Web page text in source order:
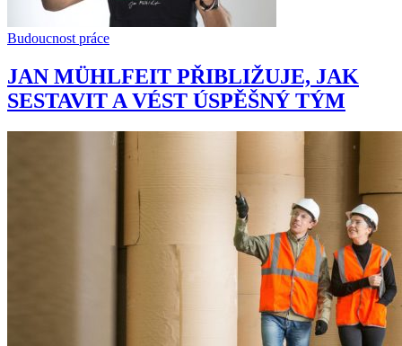
Budoucnost práce
JAN MÜHLFEIT PŘIBLIŽUJE, JAK
SESTAVIT A VÉST ÚSPĚŠNÝ TÝM